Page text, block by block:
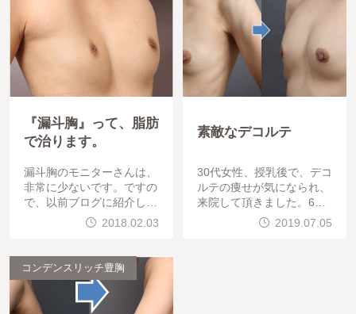
『漏斗胸』って、脂肪
で治ります。
漏斗胸のモニターさんは、
非常に少ないです。ですの
で、以前ブログに紹介した
ゲストの経過に関する問い
の画像を御紹介します。
2018.02.03
素敵なデコルテ
30代女性、授乳後で、デコ
ルテの痩せが気になられ、
来院して頂きました。6か
月後の完成です。太もも全
2019.07.05
コンデンスリッチ豊胸